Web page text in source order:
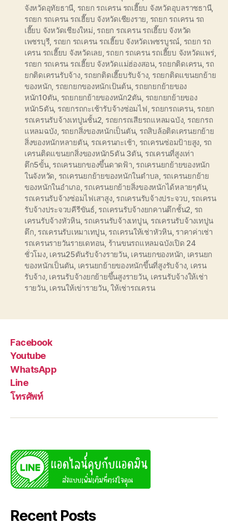
จังหวัดอุทัยธานี, รถยก รถเครน รถเฮี๊ยบ จังหวัดอุบลราชธานี,
รถยก รถเครน รถเฮี๊ยบ จังหวัดเชียงราย, รถยก รถเครน รถ
เฮี๊ยบ จังหวัดเชียงใหม่, รถยก รถเครน รถเฮี๊ยบ จังหวัด
เพชรบุรี, รถยก รถเครน รถเฮี๊ยบ จังหวัดเพชรบูรณ์, รถยก รถ
เครน รถเฮี๊ยบ จังหวัดเลย, รถยก รถเครน รถเฮี๊ยบ จังหวัดแพร่,
รถยก รถเครน รถเฮี๊ยบ จังหวัดแม่ฮ่องสอน, รถยกติดเครน, รถ
ยกติดเครนรับจ้าง, รถยกติดเฮี๊ยบรับจ้าง, รถยกติดแขนยกย้าย
ของหนัก, รถยกยกของหนักเป้นต้น, รถยกยกย้ายของ
หนัก10ตัน, รถยกยกย้ายของหนัก2ตัน, รถยกยกย้ายของ
หนัก5ตัน, รถยกรถกะเช้ารับจ้างซ่อมไฟ, รถยกรถเครน, รถยก
รถเครนรับจ้างเทปูนชั้น2, รถยกรถเสียรถแหลมฉบัง, รถยกรถ
แหลมฉบัง, รถยกสิ่งของหนักเป็นตัน, รถสิบล้อติดเครนยกย้าย
สิ่งของหนักหลายตัน, รถเครนกะเช้า, รถเครนซ่อมป้ายสูง, รถ
เครนติดแขนยกสิ่งของหนัก5ตัน 3ตัน, รถเครนที่สูงเท่า
ตึก5ขั้น, รถเครนยกของขึ้นดาดฟ้า, รถเครนยกย้ายของหนัก
ในจังหวัด, รถเครนยกย้ายของหนักในตำบล, รถเครนยกย้าย
ของหนักในอำเภอ, รถเครนยกย้ายสิ่งของหนักได้หลายๆตัน,
รถเครนรับจ้างซ่อมไฟเสาสูง, รถเครนรับจ้างประจวบ, รถเครน
รับจ้างประจวบคีรีขันธ์, รถเครนรับจ้างยกคานตึกชั้น2, รถ
เครนรับจ้างหัวหิน, รถเครนรับจ้างเทปูน, รถเครนรับจ้างเทปูน
ตึก, รถเครนรับเหมาเทปูน, รถเครนให้เช่าหัวหิน, ราคาค่าเช่า
รถเครนรายวันรายเดทอน, ร้านขนรถแหลมฉบังเปิด 24
ชั่วโมง, เครน25ตันรับจ้างรายวัน, เครนยกของหนัก, เครนยก
ของหนักเป็นตัน, เครนยกย้ายของหนักขึ้นที่สูงรับจ้าง, เครน
รับจ้าง, เครนรับจ้างยกย้ายขึ้นสูงรายวัน, เครนรับจ้างให้เช่า
รายวัน, เครนให้เข่ารายวัน,ให้เช่ารถเครน
Facebook
Youtube
WhatsApp
Line
โทรศัพท์
Recent Posts